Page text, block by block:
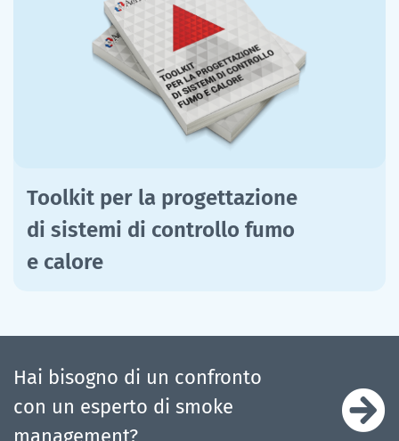
Toolkit per la progettazione
di sistemi di controllo fumo
e calore
Hai bisogno di un confronto
con un esperto di smoke
management?